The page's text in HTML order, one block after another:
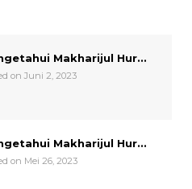
Makharijul Hur...
on Juni 2, 2023
Makharijul Hur...
on Mei 26, 2023